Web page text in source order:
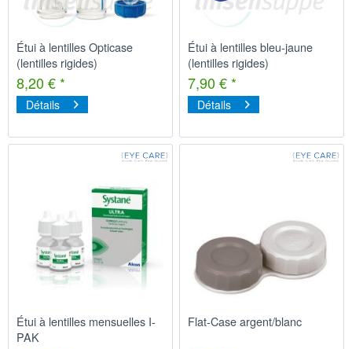
Étui à lentilles Opticase
(lentilles rigides)
8,20 € *
Détails
Étui à lentilles bleu-jaune
(lentilles rigides)
7,90 € *
Détails
Étui à lentilles mensuelles I-
PAK
Flat-Case argent/blanc